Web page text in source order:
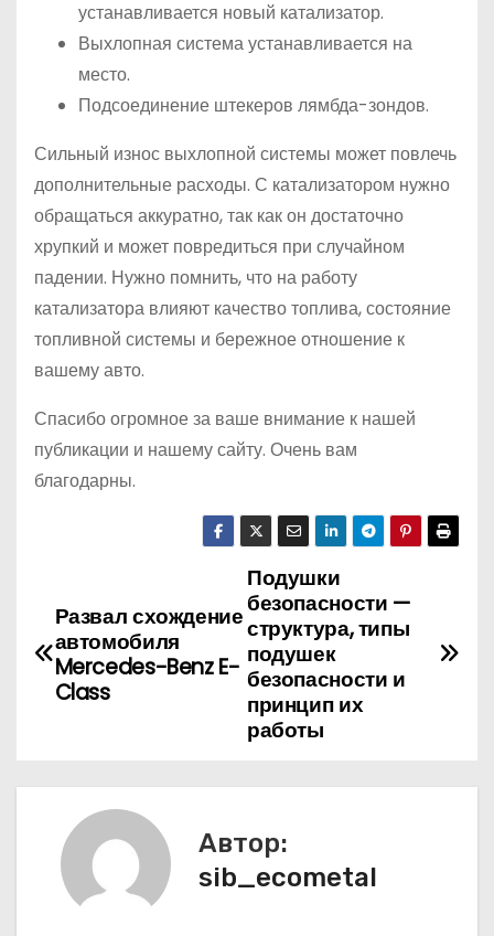
устанавливается новый катализатор.
Выхлопная система устанавливается на
место.
Подсоединение штекеров лямбда-зондов.
Сильный износ выхлопной системы может повлечь
дополнительные расходы. С катализатором нужно
обращаться аккуратно, так как он достаточно
хрупкий и может повредиться при случайном
падении. Нужно помнить, что на работу
катализатора влияют качество топлива, состояние
топливной системы и бережное отношение к
вашему авто.
Спасибо огромное за ваше внимание к нашей
публикации и нашему сайту. Очень вам
благодарны.
а
Подушки
безопасности —
структура, типы
подушек
безопасности и
принцип их
работы
Развал схождение
автомобиля
Mercedes-Benz E-
Class
Автор:
sib_ecometal